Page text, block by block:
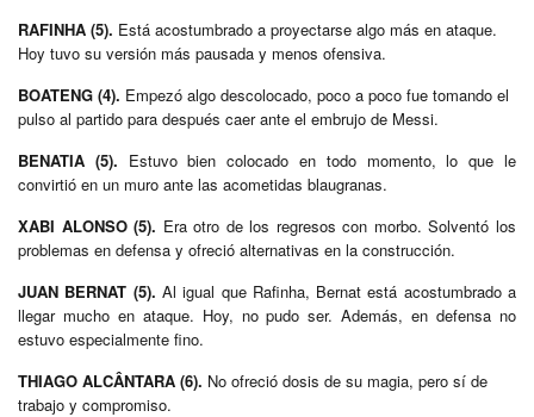
RAFINHA (5). Está acostumbrado a proyectarse algo más en ataque.
Hoy tuvo su versión más pausada y menos ofensiva.
BOATENG (4). Empezó algo descolocado, poco a poco fue tomando el
pulso al partido para después caer ante el embrujo de Messi.
BENATIA (5). Estuvo bien colocado en todo momento, lo que le
convirtió en un muro ante las acometidas blaugranas.
XABI ALONSO (5). Era otro de los regresos con morbo. Solventó los
problemas en defensa y ofreció alternativas en la construcción.
JUAN BERNAT (5). Al igual que Rafinha, Bernat está acostumbrado a
llegar mucho en ataque. Hoy, no pudo ser. Además, en defensa no
estuvo especialmente fino.
THIAGO ALCÂNTARA (6). No ofreció dosis de su magia, pero sí de
trabajo y compromiso.